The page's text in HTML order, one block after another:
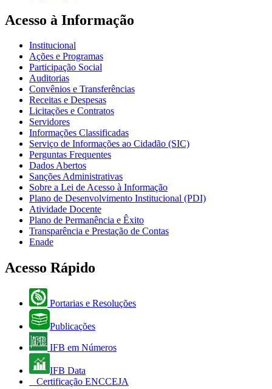
Acesso à Informação
Institucional
Ações e Programas
Participação Social
Auditorias
Convênios e Transferências
Receitas e Despesas
Licitações e Contratos
Servidores
Informações Classificadas
Serviço de Informações ao Cidadão (SIC)
Perguntas Frequentes
Dados Abertos
Sanções Administrativas
Sobre a Lei de Acesso à Informação
Plano de Desenvolvimento Institucional (PDI)
Atividade Docente
Plano de Permanência e Êxito
Transparência e Prestação de Contas
Enade
Acesso Rápido
Portarias e Resoluções
Publicações
IFB em Números
IFB Data
Certificação ENCCEJA